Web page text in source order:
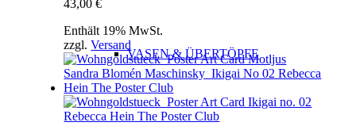
VASEN & ÜBERTÖPFE
43,00€
Enthält 19% MwSt.
zzgl.Versand